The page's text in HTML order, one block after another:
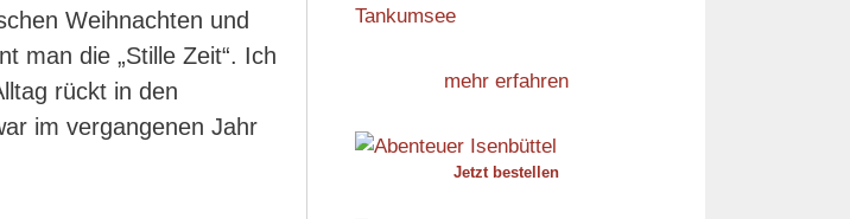
Weihnachten und
man die „Stille Zeit“. Ich
rückt in den
im vergangenen Jahr
mehr erfahren
Jetzt bestellen